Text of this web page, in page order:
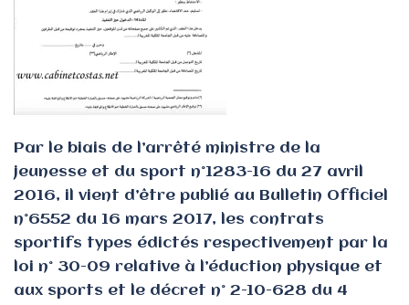
Par le biais de l’arrêté ministre de la
jeunesse et du sport n°1283-16 du 27 avril
2016, il vient d’être publié au Bulletin Officiel
n°6552 du 16 mars 2017, les contrats
sportifs types édictés respectivement par la
loi n° 30-09 relative à l’éduction physique et
aux sports et le décret n° 2-10-628 du 4